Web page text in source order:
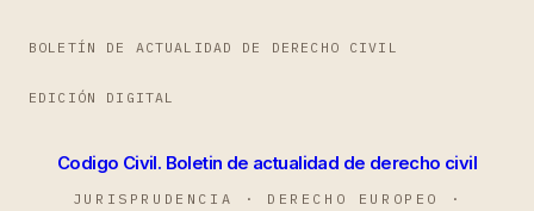
BOLETÍN DE ACTUALIDAD DE DERECHO CIVIL
EDICIÓN DIGITAL
Codigo Civil. Boletin de actualidad de derecho civil
JURISPRUDENCIA · DERECHO EUROPEO ·